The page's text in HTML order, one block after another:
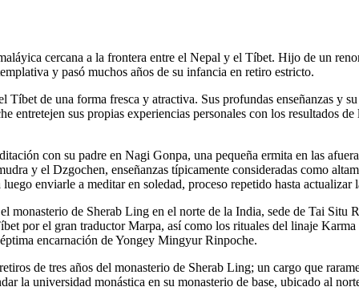
cercana a la frontera entre el Nepal y el Tíbet. Hijo de un
y pasó muchos años de su infancia en retiro estricto.
de una forma fresca y atractiva. Sus profundas enseñanzas y
entretejen sus propias experiencias personales con los resultados
con su padre en Nagi Gonpa, una pequeña ermita en las
y el Dzgochen, enseñanzas típicamente consideradas como
enviarle a meditar en soledad, proceso repetido hasta actualizar
de Sherab Ling en el norte de la India, sede de Tai Situ
por el gran traductor Marpa, así como los rituales del linaje
encarnación de Yongey Mingyur Rinpoche.
de tres años del monasterio de Sherab Ling; un cargo que
la universidad monástica en su monasterio de base, ubicado al